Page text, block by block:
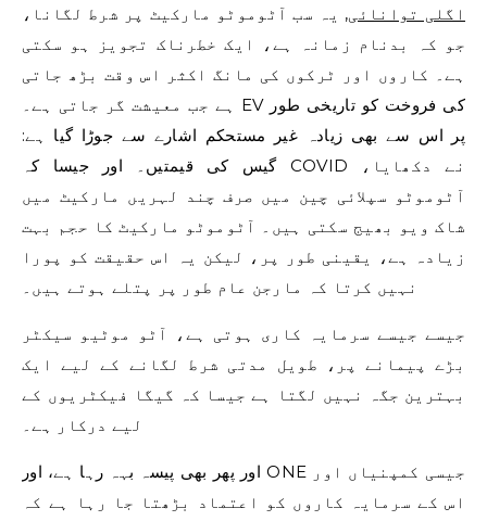
اگلی توانائی, یہ سب آٹوموٹو مارکیٹ پر شرط لگانا،
جو کہ بدنام زمانہ ہے، ایک خطرناک تجویز ہو سکتی
ہے۔ کاروں اور ٹرکوں کی مانگ اکثر اس وقت بڑھ جاتی
ہے جب معیشت گر جاتی ہے۔ EV کی فروخت کو تاریخی طور
پر اس سے بھی زیادہ غیر مستحکم اشارے سے جوڑا گیا ہے:
گیس کی قیمتیں۔ اور جیسا کہ COVID نے دکھایا،
آٹوموٹو سپلائی چین میں صرف چند لہریں مارکیٹ میں
شاک ویو بھیج سکتی ہیں۔ آٹوموٹو مارکیٹ کا حجم بہت
زیادہ ہے، یقینی طور پر، لیکن یہ اس حقیقت کو پورا
نہیں کرتا کہ مارجن عام طور پر پتلے ہوتے ہیں۔
جیسے جیسے سرمایہ کاری ہوتی ہے، آٹو موٹیو سیکٹر
بڑے پیمانے پر، طویل مدتی شرط لگانے کے لیے ایک
بہترین جگہ نہیں لگتا ہے جیسا کہ گیگا فیکٹریوں کے
لیے درکار ہے۔
اور پھر بھی پیسہ بہہ رہا ہے، اور ONE جیسی کمپنیاں اور
اس کے سرمایہ کاروں کو اعتماد بڑھتا جا رہا ہے کہ